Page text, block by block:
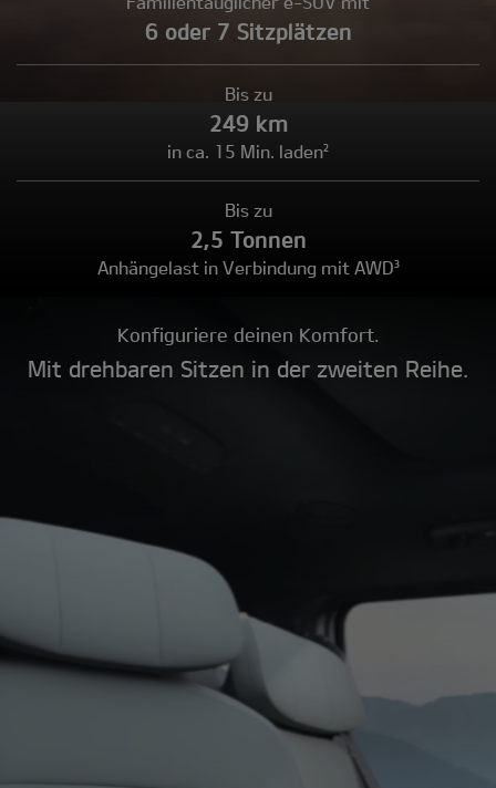
6 oder 7 Sitzplätzen
Bis zu
249 km
in ca. 15 Min. laden²
Bis zu
2,5 Tonnen
Anhängelast in Verbindung mit AWD³
Konfiguriere deinen Komfort.
Mit drehbaren Sitzen in der zweiten Reihe.